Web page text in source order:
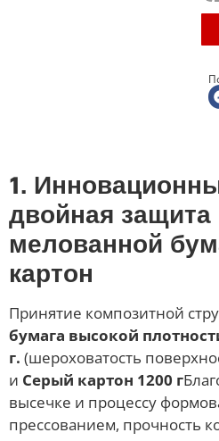
1.
двойная защита
мелованной
картон
Принятие композитной
бумага высокой
г. (шероховатость
и Серый картон 1200 г
высечке и процессу
прессованием, прочность